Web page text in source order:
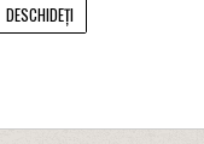
DESCHIDEȚI